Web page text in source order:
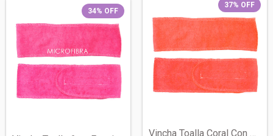
34% OFF
37% OFF
Vincha Toalla Coral Con Abrojo 8cm Spa M...